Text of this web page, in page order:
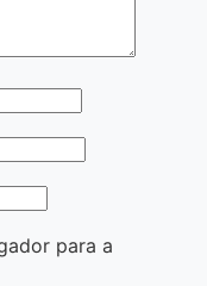
para a